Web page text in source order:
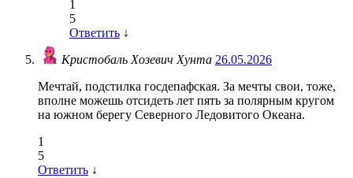
1
5
Ответить ↓
Кристобаль Хозевич Хунта 26.05.2026
Мечтай, подстилка госдепафская. За мечты свои, тоже,
вполне можешь отсидеть лет пять за полярным кругом
на южном берегу Северного Ледовитого Океана.
1
5
Ответить ↓